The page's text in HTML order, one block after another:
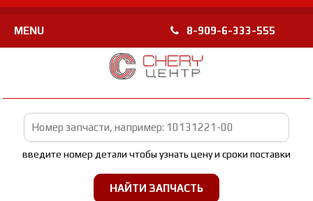
MENU 8-909-6-333-555
введите номер детали чтобы узнать цену и сроки поставки